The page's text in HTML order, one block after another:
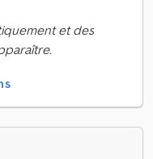
et des